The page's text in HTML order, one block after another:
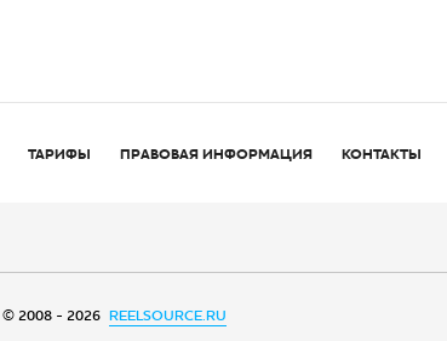
ТАРИФЫ ПРАВОВАЯ ИНФОРМАЦИЯ КОНТАКТЫ
© 2008 - 2026 REELSOURCE.RU